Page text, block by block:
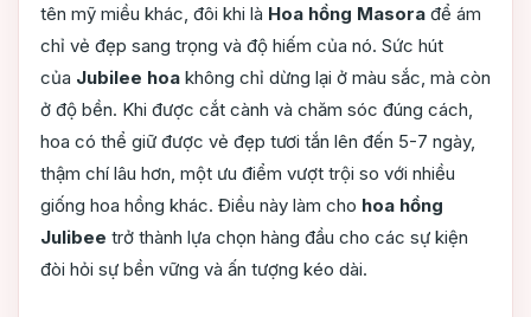
tên mỹ miều khác, đôi khi là Hoa hồng Masora để ám
chỉ vẻ đẹp sang trọng và độ hiếm của nó. Sức hút
của Jubilee hoa không chỉ dừng lại ở màu sắc, mà còn
ở độ bền. Khi được cắt cành và chăm sóc đúng cách,
hoa có thể giữ được vẻ đẹp tươi tắn lên đến 5-7 ngày,
thậm chí lâu hơn, một ưu điểm vượt trội so với nhiều
giống hoa hồng khác. Điều này làm cho hoa hồng
Julibee trở thành lựa chọn hàng đầu cho các sự kiện
đòi hỏi sự bền vững và ấn tượng kéo dài.